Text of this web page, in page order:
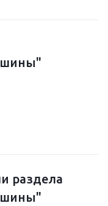
раздела